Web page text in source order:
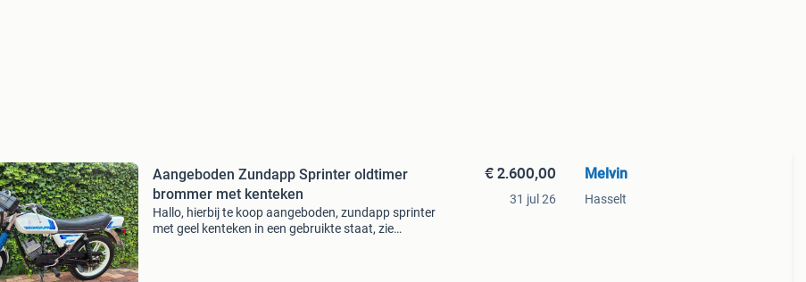
Aangeboden Zundapp Sprinter oldtimer
brommer met kenteken
Hallo, hierbij te koop aangeboden, zundapp sprinter
met geel kenteken in een gebruikte staat, zie
€ 2.600,00
31 jul 26
Melvin
Hasselt